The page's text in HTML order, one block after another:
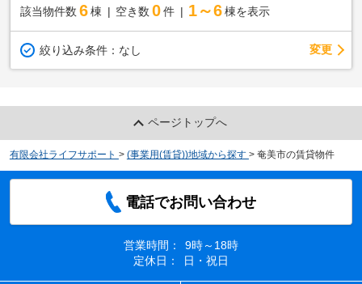
該当物件数 6棟 空き数 0 件 1～6 棟を表示
絞り込み条件： なし 変更
ページトップへ
有限会社ライフサポート > (事業用(賃貸))地域から探す > 奄美市の賃貸物件
電話でお問い合わせ
営業時間：
9時～18時
定休日：
日・祝日